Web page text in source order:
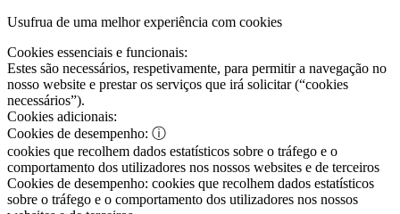
Usufrua de uma melhor experiência com cookies
Cookies essenciais e funcionais:
Estes são necessários, respetivamente, para permitir a navegação no
nosso website e prestar os serviços que irá solicitar (“cookies
necessários”).
Cookies adicionais:
Cookies de desempenho: ⓘ
cookies que recolhem dados estatísticos sobre o tráfego e o
comportamento dos utilizadores nos nossos websites e de terceiros
Cookies de desempenho: cookies que recolhem dados estatísticos
sobre o tráfego e o comportamento dos utilizadores nos nossos